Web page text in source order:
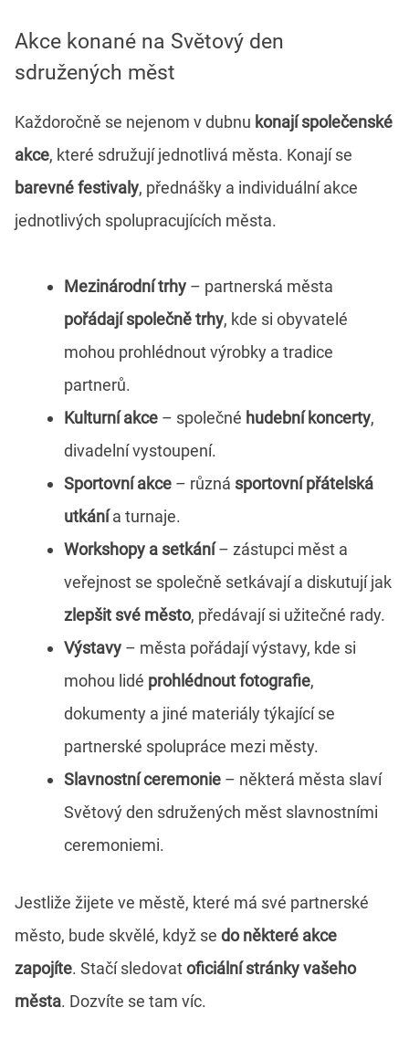
Akce konané na Světový den
sdružených měst
Každoročně se nejenom v dubnu konají společenské
akce, které sdružují jednotlivá města. Konají se
barevné festivaly, přednášky a individuální akce
jednotlivých spolupracujících města.
Mezinárodní trhy – partnerská města
pořádají společně trhy, kde si obyvatelé
mohou prohlédnout výrobky a tradice
partnerů.
Kulturní akce – společné hudební koncerty,
divadelní vystoupení.
Sportovní akce – různá sportovní přátelská
utkánía turnaje.
Workshopy a setkání– zástupci měst a
veřejnost se společně setkávají a diskutují jak
zlepšit své město, předávají si užitečné rady.
Výstavy – města pořádají výstavy, kde si
mohou lidé prohlédnout fotografie,
dokumenty a jiné materiály týkající se
partnerské spolupráce mezi městy.
Slavnostní ceremonie – některá města slaví
Světový den sdružených měst slavnostními
ceremoniemi.
Jestliže žijete ve městě, které má své partnerské
město, bude skvělé, když se do některé akce
zapojíte. Stačí sledovatoficiální stránky vašeho
města. Dozvíte se tam víc.